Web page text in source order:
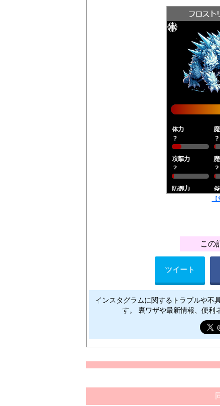
この
ツイート
インスタグラムに関するトラブルや不
す。 裏ワザや最新情報、便利